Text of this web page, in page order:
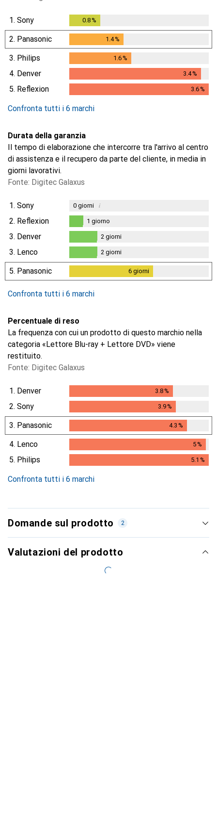
1. Sony 0.8%
2. Panasonic 1.4%
3. Philips 1.6%
4. Denver 3.4%
3.4%
5. Reflexion 3.6%
Confronta tutti i 6 marchi
Durata della garanzia
Il tempo di elaborazione che intercorre tra l'arrivo al centro
di assistenza e il recupero da parte del cliente, in media in
giorni lavorativi.
Fonte: Digitec Galaxus
1. Sony 0giorni i
2. Reflexion
giorno
1 giorno
3. Denver
2giorni
2 giorni
3. Lenco
2giorni
2 giorni
5. Panasonic 6giorni
Confronta tutti i 6 marchi
Percentuale di reso
La frequenza con cui un prodotto di questo marchio nella
categoria «Lettore Blu-ray + Lettore DVD» viene
restituito.
Fonte: Digitec Galaxus
1. Denver 3.8%
2. Sony 3.9%
3. Panasonic 4.3 %
4. Lenco 5%
5%
5. Philips 5.1 %
Confronta tutti i 6 marchi
Domande sul prodotto 2
Valutazioni del prodotto